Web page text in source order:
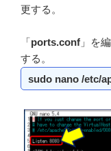
更する。
「ports.conf 」を
する。
sudo nano /etc/